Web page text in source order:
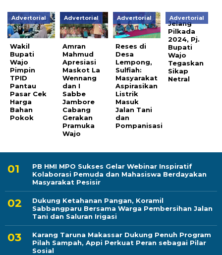
Advertorial
Wakil
Bupati
Wajo
Pimpin
TPID
Pantau
Pasar Cek
Harga
Bahan
Pokok
Advertorial
Amran
Mahmud
Apresiasi
Maskot La
Wennang
dan I
Sabbe
Jambore
Cabang
Gerakan
Pramuka
Wajo
Advertorial
Reses di
Desa
Lempong,
Sulfiah:
Masyarakat
Aspirasikan
Listrik
Masuk
Jalan Tani
dan
Pompanisasi
Advertorial
Jelang
Pilkada
2024, Pj.
Bupati
Wajo
Tegaskan
Sikap
Netral
PB HMI MPO Sukses Gelar Webinar Inspiratif
Kolaborasi Pemuda dan Mahasiswa Berdayakan
Masyarakat Pesisir
Dukung Ketahanan Pangan, Koramil
Sabbangparu Bersama Warga Pembersihan Jalan
Tani dan Saluran Irigasi
Karang Taruna Makassar Dukung Penuh Program
Pilah Sampah, Appi Perkuat Peran sebagai Pilar
Sosial